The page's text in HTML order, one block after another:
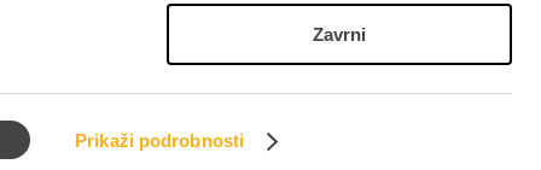
Prikaži podrobnosti
Zavrni